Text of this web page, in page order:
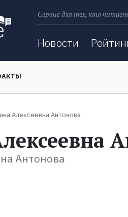
Сервис для тех, кто
Новости
Алексеевна Антонова
Антонова